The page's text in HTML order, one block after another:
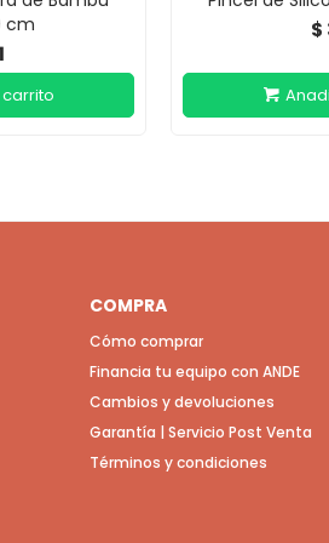
cm
$
COMPRA
Cómo comprar
Financia tu equipo con ANDE
Cambios y devoluciones
Garantía | Servicio Post Venta
Términos y condiciones